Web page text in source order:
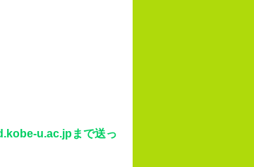
u.ac.jpまで送っ